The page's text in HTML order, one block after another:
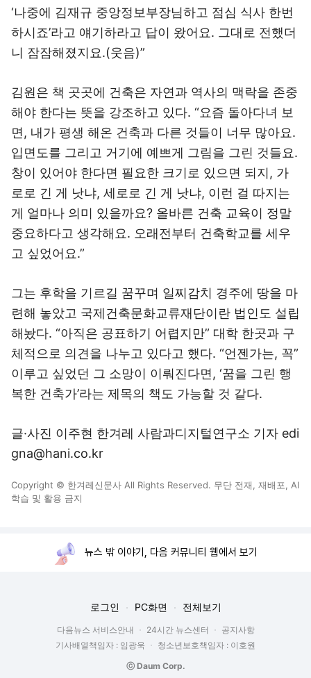
‘나중에 김재규 중앙정보부장님하고 점심 식사 한번
하시죠’라고 얘기하라고 답이 왔어요. 그대로 전했더
니 잠잠해졌지요.(웃음)”
김원은 책 곳곳에 건축은 자연과 역사의 맥락을 존중
해야 한다는 뜻을 강조하고 있다. “요즘 돌아다녀 보
면, 내가 평생 해온 건축과 다른 것들이 너무 많아요.
입면도를 그리고 거기에 예쁘게 그림을 그린 것들요.
창이 있어야 한다면 필요한 크기로 있으면 되지, 가
로로 긴 게 낫냐, 세로로 긴 게 낫냐, 이런 걸 따지는
게 얼마나 의미 있을까요? 올바른 건축 교육이 정말
중요하다고 생각해요. 오래전부터 건축학교를 세우
고 싶었어요.”
그는 후학을 기르길 꿈꾸며 일찌감치 경주에 땅을 마
련해 놓았고 국제건축문화교류재단이란 법인도 설립
해놨다. “아직은 공표하기 어렵지만” 대학 한곳과 구
체적으로 의견을 나누고 있다고 했다. “언젠가는, 꼭”
이루고 싶었던 그 소망이 이뤄진다면, ‘꿈을 그린 행
복한 건축가’라는 제목의 책도 가능할 것 같다.
글·사진 이주현 한겨레 사람과디지털연구소 기자 edi
gna@hani.co.kr
Copyright © 한겨레신문사 All Rights Reserved. 무단 전재, 재배포, AI
학습 및 활용 금지
뉴스 밖 이야기, 다음 커뮤니티 웹에서 보기
로그인 PC화면 전체보기
다음뉴스 서비스안내 24시간 뉴스센터
공지사항
기사배열책임자 : 임광욱
청소년보호책임자 : 이호원
ⓒ Daum Corp.